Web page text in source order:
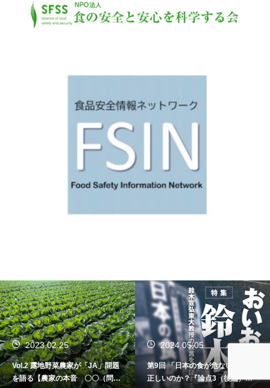
2023.02.25
Vol.2 露地野菜農家が「JA」問題
を語る【農家の本音 〇〇（問
2024.05.05
第9回 「日本の食が危ない！」は
正しいのか？『論点3（後編）世